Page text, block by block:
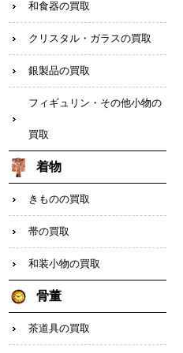
和食器の買取
クリスタル・ガラスの買取
銀製品の買取
フィギュリン・その他小物の
買取
着物
きものの買取
帯の買取
和装小物の買取
骨董
茶道具の買取